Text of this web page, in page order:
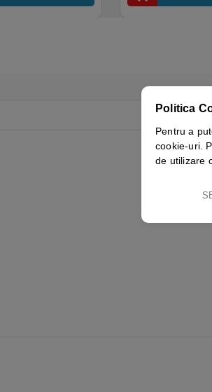
Politica
Pentru a
cookie-uri.
de utilizare